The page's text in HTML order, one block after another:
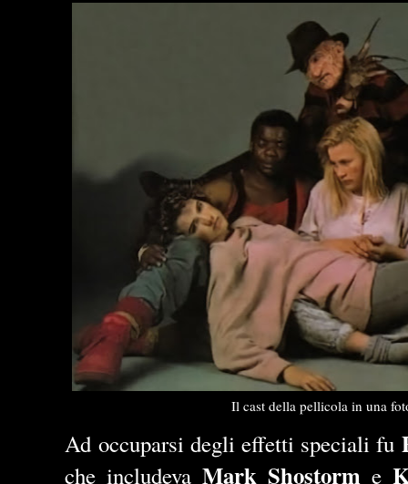
Il cast della pellicola in una
Ad occuparsi degli effetti speciali fu
che includeva Mark Shostorm e